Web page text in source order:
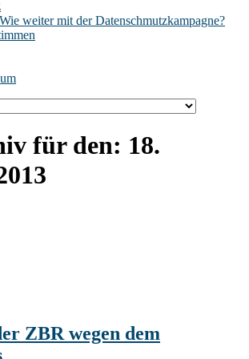
weiter mit der Datenschmutzkampagne?
für den: 18.
ZBR wegen dem